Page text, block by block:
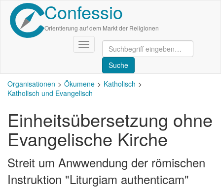
Direkt
zum
Inhalt
Confessio
Orientierung auf dem Markt der Religionen
Navigation
aktivieren/deaktivieren
Organisationen Ökumene
Katholisch
Katholisch und Evangelisch
Einheitsübersetzung ohne
Evangelische Kirche
Streit um Anwwendung der römischen
Instruktion "Liturgiam authenticam"